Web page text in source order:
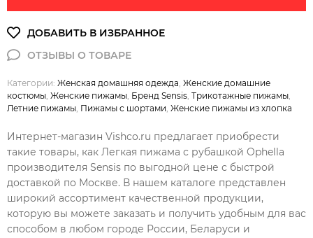
Категории: Женская домашняя одежда Женские домашние
костюмы Женские пижамы Бренд Sensis Трикотажные пижамы
Летние пижамы Пижамы с шортами Женские пижамы из хлопка
Интернет-магазин Vishco.ru предлагает приобрести
такие товары, как Легкая пижама с рубашкой Ophella
производителя Sensis по выгодной цене с быстрой
доставкой по Москве. В нашем каталоге представлен
широкий ассортимент качественной продукции,
которую вы можете заказать и получить удобным для вас
способом в любом городе России, Беларуси и